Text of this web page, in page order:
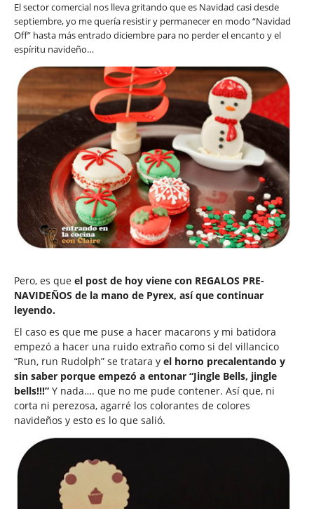
El sector comercial nos lleva gritando que es Navidad casi desde
septiembre, yo me quería resistir y permanecer en modo “Navidad
Off” hasta más entrado diciembre para no perder el encanto y el
espíritu navideño…
Pero, es que el post de hoy viene con REGALOS PRE-
NAVIDEÑOS de la mano de Pyrex, así que continuar
leyendo.
El caso es que me puse a hacer macarons y mi batidora
empezó a hacer una ruido extraño como si del villancico
“Run, run Rudolph” se tratara y el horno precalentando y
sin saber porque empezó a entonar “Jingle Bells, jingle
bells!!!” Y nada…. que no me pude contener. Así que, ni
corta ni perezosa, agarré los colorantes de colores
navideños y esto es lo que salió.